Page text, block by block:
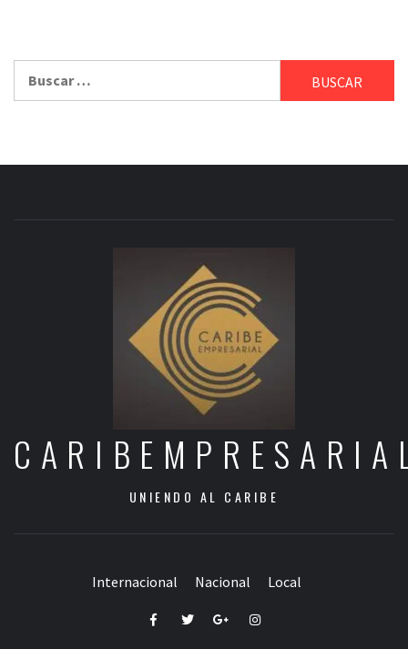
UNIENDO AL CARIBE
Internacional Nacional Local
FacebookTwitterGoogle+Instagram